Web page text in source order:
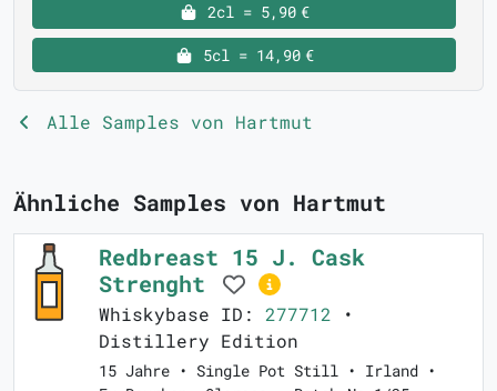
2cl = 5,90 €
5cl = 14,90 €
Alle Samples von Hartmut
Ähnliche Samples von Hartmut
Redbreast 15 J. Cask
Strenght
Whiskybase ID: 277712 •
Distillery Edition
15 Jahre • Single Pot Still • Irland •